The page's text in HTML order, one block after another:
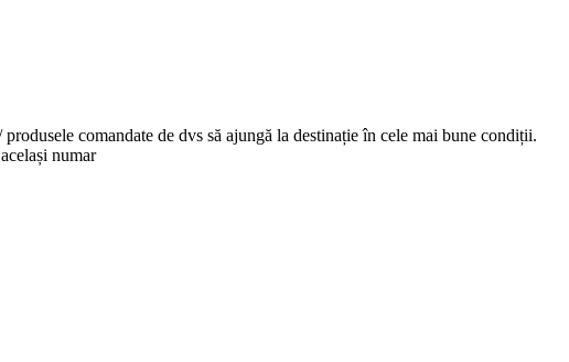
comandate de dvs să ajungă la destinație în cele mai bune condiții.
numar